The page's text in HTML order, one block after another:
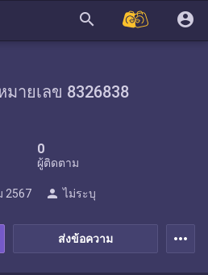
search account_circle
ายเลข 8326838
0
ผู้ติดตาม
ส่งข้อความ
2567 person ไม่ระบุ
more_horiz